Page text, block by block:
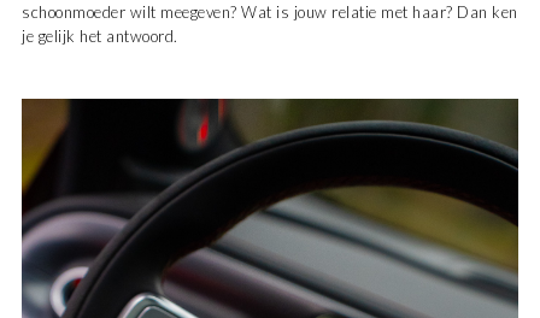
schoonmoeder wilt meegeven? Wat is jouw relatie met haar? Dan ken
je gelijk het antwoord.